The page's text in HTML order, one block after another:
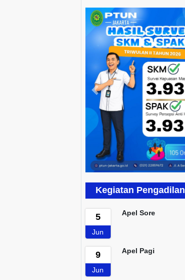
Previous
Kegiatan Pengadilan
5
Jun
Apel Sore
9
Jun
Apel Pagi